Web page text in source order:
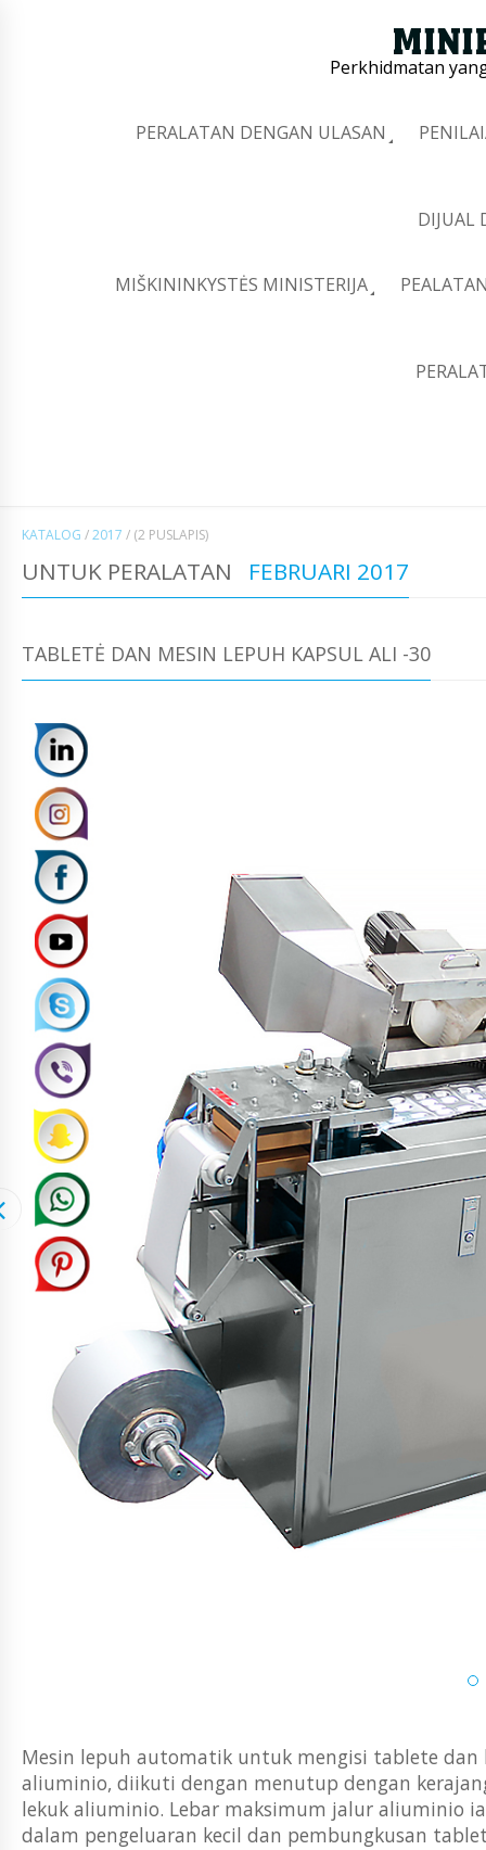
Perkhidmatan
PERALATAN DENGAN ULASAN
DIJUAL
MIŠKININKYSTĖS MINISTERIJA
KATALOG /2017 / (2 PUSLAPIS)
UNTUK PERALATAN FEBRUARI 2017
TABLETĖ DAN MESIN LEPUH KAPSUL ALI -30
Mesin lepuh automatik untuk mengisi tablete dan
aliuminio, diikuti dengan menutup dengan
lekuk aliuminio. Lebar maksimum jalur aliuminio
dalam pengeluaran kecil dan pembungkusan